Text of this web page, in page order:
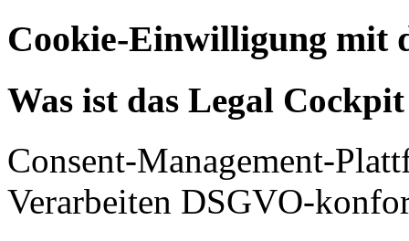
Cookie-Einwilligung mit
Was ist das Legal
Consent-Management-
Verarbeiten DSGVO-